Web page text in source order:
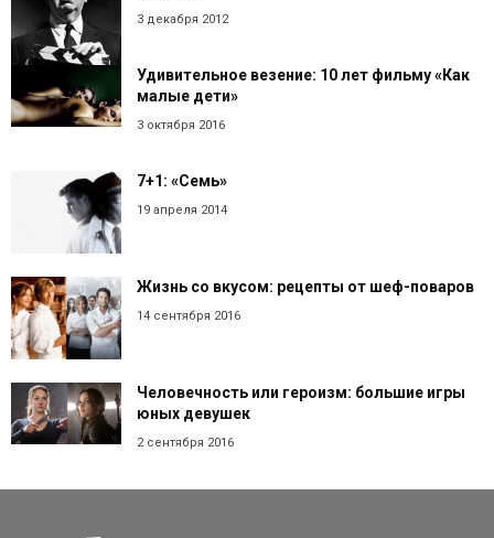
3 декабря 2012
Удивительное везение: 10 лет фильму «Как
малые дети»
3 октября 2016
7+1: «Семь»
19 апреля 2014
Жизнь со вкусом: рецепты от шеф-поваров
14 сентября 2016
Человечность или героизм: большие игры
юных девушек
2 сентября 2016